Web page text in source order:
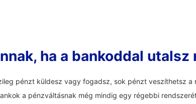
ha a bankoddal
pénzt küldesz vagy fogadsz, sok pénzt veszíthetsz a
a pénzváltásnak még mindig egy régebbi